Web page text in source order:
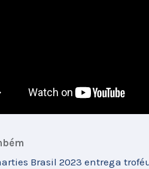
Brasil 2023 entrega